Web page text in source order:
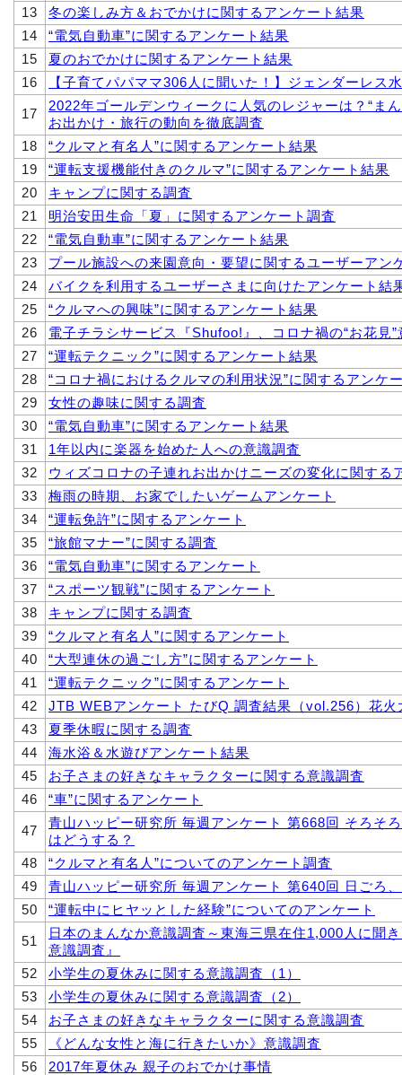
13
冬の楽しみ方＆おでかけに関するアンケート結果
14
“電気自動車”に関するアンケート結果
15
夏のおでかけに関するアンケート結果
16
【子育てパパママ306人に聞いた！】ジェンダーレス
17
2022年ゴールデンウィークに人気のレジャーは？“ま
お出かけ・旅行の動向を徹底調査
18
“クルマと有名人”に関するアンケート結果
19
“運転支援機能付きのクルマ”に関するアンケート結果
20
キャンプに関する調査
21
明治安田生命「夏」に関するアンケート調査
22
“電気自動車”に関するアンケート結果
23
プール施設への来園意向・要望に関するユーザーアン
24
バイクを利用するユーザーさまに向けたアンケート結
25
“クルマへの興味”に関するアンケート結果
26
電子チラシサービス『Shufoo!』、コロナ禍の“お花見”
27
“運転テクニック”に関するアンケート結果
28
“コロナ禍におけるクルマの利用状況”に関するアンケ
29
女性の趣味に関する調査
30
“電気自動車”に関するアンケート結果
31
1年以内に楽器を始めた人への意識調査
32
ウィズコロナの子連れお出かけニーズの変化に関する
33
梅雨の時期、お家でしたいゲームアンケート
34
“運転免許”に関するアンケート
35
“旅館マナー”に関する調査
36
“電気自動車”に関するアンケート
37
“スポーツ観戦”に関するアンケート
38
キャンプに関する調査
39
“クルマと有名人”に関するアンケート
40
“大型連休の過ごし方”に関するアンケート
41
“運転テクニック”に関するアンケート
42
JTB WEBアンケート たびQ 調査結果（vol.256）花
43
夏季休暇に関する調査
44
海水浴＆水遊びアンケート結果
45
お子さまの好きなキャラクターに関する意識調査
46
“車”に関するアンケート
47
青山ハッピー研究所 毎週アンケート 第668回 そろそ
はどうする？
48
“クルマと有名人”についてのアンケート調査
49
青山ハッピー研究所 毎週アンケート 第640回 日ごろ
50
“運転中にヒヤッとした経験”についてのアンケート
51
日本のまんなか意識調査～東海三県在住1,000人に聞
意識調査』
52
小学生の夏休みに関する意識調査（1）
53
小学生の夏休みに関する意識調査（2）
54
お子さまの好きなキャラクターに関する意識調査
55
《どんな女性と海に行きたいか》意識調査
56
2017年夏休み 親子のおでかけ事情